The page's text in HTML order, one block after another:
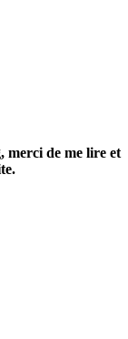
merci de me lire et